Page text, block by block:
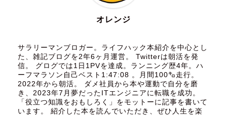
オレンジ
サラリーマンブロガー。ライフハック本紹介を中心とし
た、雑記ブログを2年6ヶ月運営。 Twitterは朝活を発
信。 グログでは1日1PVを達成。ランニング歴4年。ハ
ーフマラソン自己ベスト1:47:08 。月間100㌔走行。
2022年から朝活。 ダメ社員から本や運動で自分を磨
き、2023年7月夢だったITエンジニアに転職を成功。
「役立つ知識をおもしろく」をモットーに記事を書いて
います。 紹介した本を読んでいただき、ぜひ人生を楽